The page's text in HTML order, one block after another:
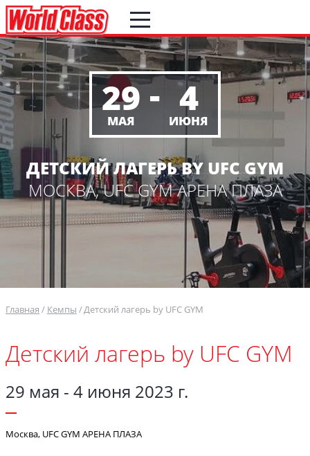
29
МАЯ
- 4
ИЮНЯ
ДЕТСКИЙ ЛАГЕРЬ BY UFC GYM
МОСКВА, UFC GYM АРЕНА ПЛАЗА
Главная Кемпы Детский лагерь by UFC GYM
Детский лагерь by UFC GYM
29 мая - 4 июня 2023 г.
Москва, UFC GYM АРЕНА ПЛАЗА